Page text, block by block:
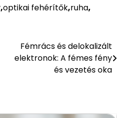
,optikai fehérítők,ruha,
Fémrács és delokalizált
elektronok: A fémes fény
és vezetés oka